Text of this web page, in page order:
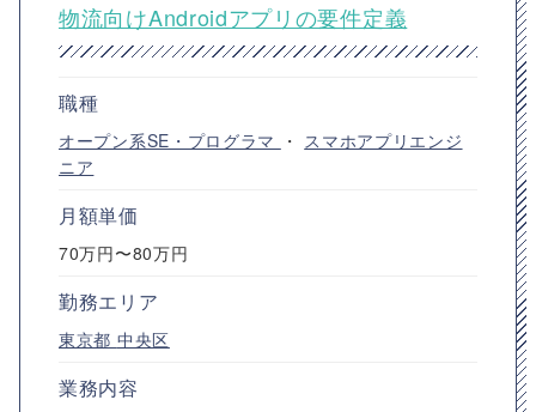
物流向けAndroidアプリの要件定義
職種
オープン系SE・プログラマ ・ スマホアプリエンジ
ニア
月額単価
70万円〜80万円
勤務エリア
東京都 中央区
業務内容